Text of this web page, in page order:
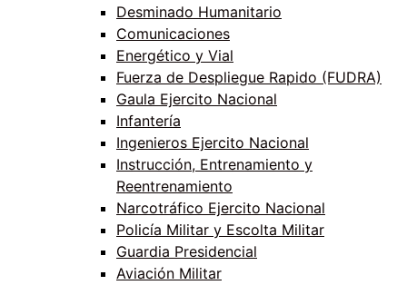
Desminado Humanitario
Comunicaciones
Energético y Vial
Fuerza de Despliegue Rapido (FUDRA)
Gaula Ejercito Nacional
Infantería
Ingenieros Ejercito Nacional
Instrucción, Entrenamiento y
Reentrenamiento
Narcotráfico Ejercito Nacional
Policía Militar y Escolta Militar
Guardia Presidencial
Aviación Militar